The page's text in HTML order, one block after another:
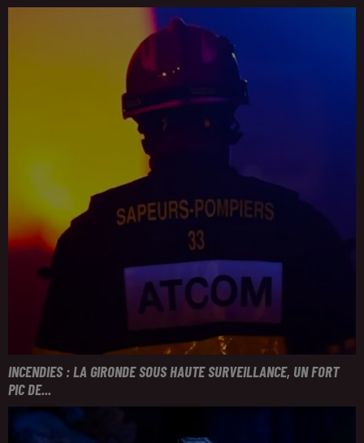
INCENDIES : LA GIRONDE SOUS HAUTE SURVEILLANCE, UN FORT
PIC DE...